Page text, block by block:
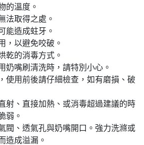
的溫度。
法取得之處。
能造成蛀牙。
，以避免咬破。
乾的消毒方式。
奶嘴刷清洗時，請特別小心。
使用前後請仔細檢查，如有磨損、破
射、直接加熱、或消毒超過建議的時
弱。
閥、透氣孔與奶嘴開口。強力洗滌或
造成溢漏。